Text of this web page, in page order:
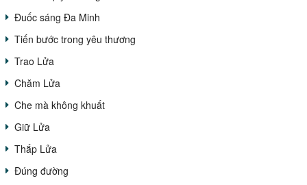
Đuốc sáng Đa Minh
Tiến bước trong yêu thương
Trao Lửa
Chăm Lửa
Che mà không khuất
Giữ Lửa
Thắp Lửa
Đúng đường